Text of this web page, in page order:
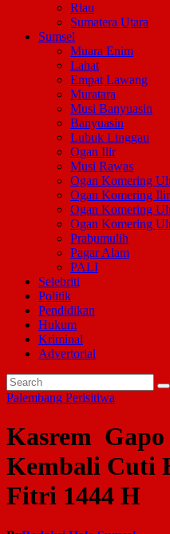
Riau
Sumatera Utara
Sumsel
Muara Enim
Lahat
Empat Lawang
Muratara
Musi Banyuasin
Banyuasin
Lubuk Linggau
Ogan Ilir
Musi Rawas
Ogan Komering
Ogan Komering Ilir
Ogan Komering
Ogan Komering
Prabumulih
Pagar Alam
PALI
Selebriti
Politik
Pendidikan
Hukum
Kriminal
Advertorial
Palembang Perisitiwa
Kasrem
Kembali Cuti
Fitri 1444 H